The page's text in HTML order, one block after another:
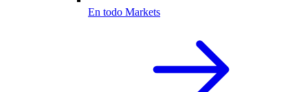
En todo Markets